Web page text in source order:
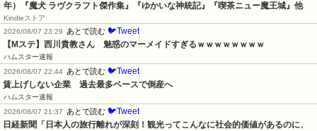
年）『魔犬 ラヴクラフト傑作集』『ゆかいな神統記』『喫茶ニュー魔王城』他
Kindleストア
2026/08/07 23:29
あとで読む 🐦Tweet
【Mステ】西川貴教さん　魅惑のマーメイドすぎるｗｗｗｗｗｗｗｗ
ハムスター速報
2026/08/07 22:44 あとで読む 🐦Tweet
賃上げしない企業　過去最多ペースで倒産へ
ハムスター速報
2026/08/07 21:37
あとで読む 🐦Tweet
日経新聞「日本人の旅行離れが深刻！観光ってこんなに社会的価値があるのに、